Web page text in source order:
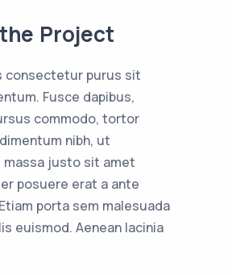
Project
consectetur purus sit
Fusce dapibus,
commodo, tortor
nibh, ut
justo sit amet
posuere erat a ante
porta sem malesuada
euismod. Aenean lacinia